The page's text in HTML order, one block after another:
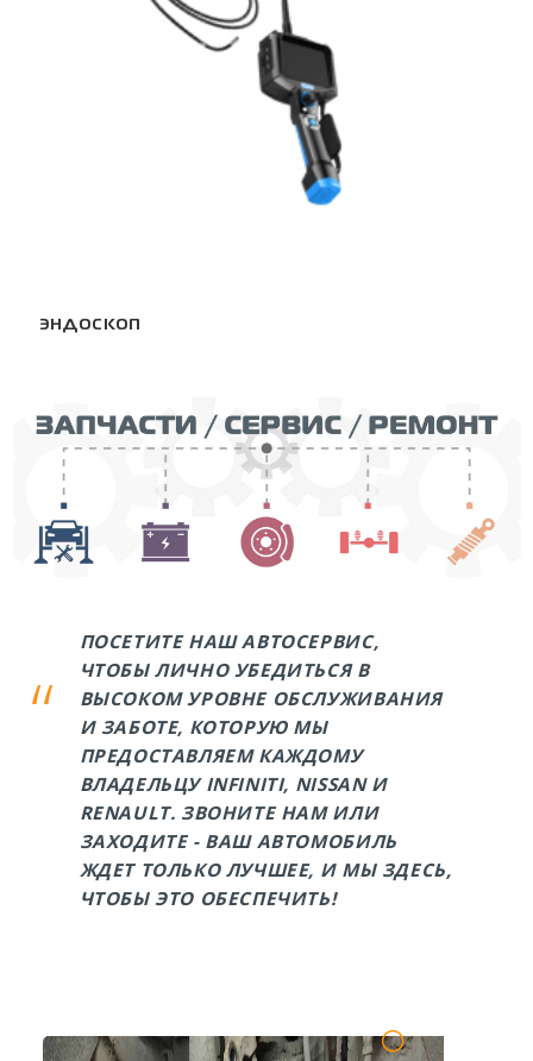
ЭНДОСКОП
ПОСЕТИТЕ НАШ АВТОСЕРВИС,
ЧТОБЫ ЛИЧНО УБЕДИТЬСЯ В
ВЫСОКОМ УРОВНЕ ОБСЛУЖИВАНИЯ
И ЗАБОТЕ, КОТОРУЮ МЫ
ПРЕДОСТАВЛЯЕМ КАЖДОМУ
ВЛАДЕЛЬЦУ INFINITI, NISSAN И
RENAULT. ЗВОНИТЕ НАМ ИЛИ
ЗАХОДИТЕ - ВАШ АВТОМОБИЛЬ
ЖДЕТ ТОЛЬКО ЛУЧШЕЕ, И МЫ ЗДЕСЬ,
ЧТОБЫ ЭТО ОБЕСПЕЧИТЬ!